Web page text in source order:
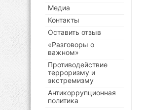
Медиа
Контакты
Оставить отзыв
«Разговоры о
важном»
Противодействие
терроризму и
экстремизму
Антикоррупционная
политика